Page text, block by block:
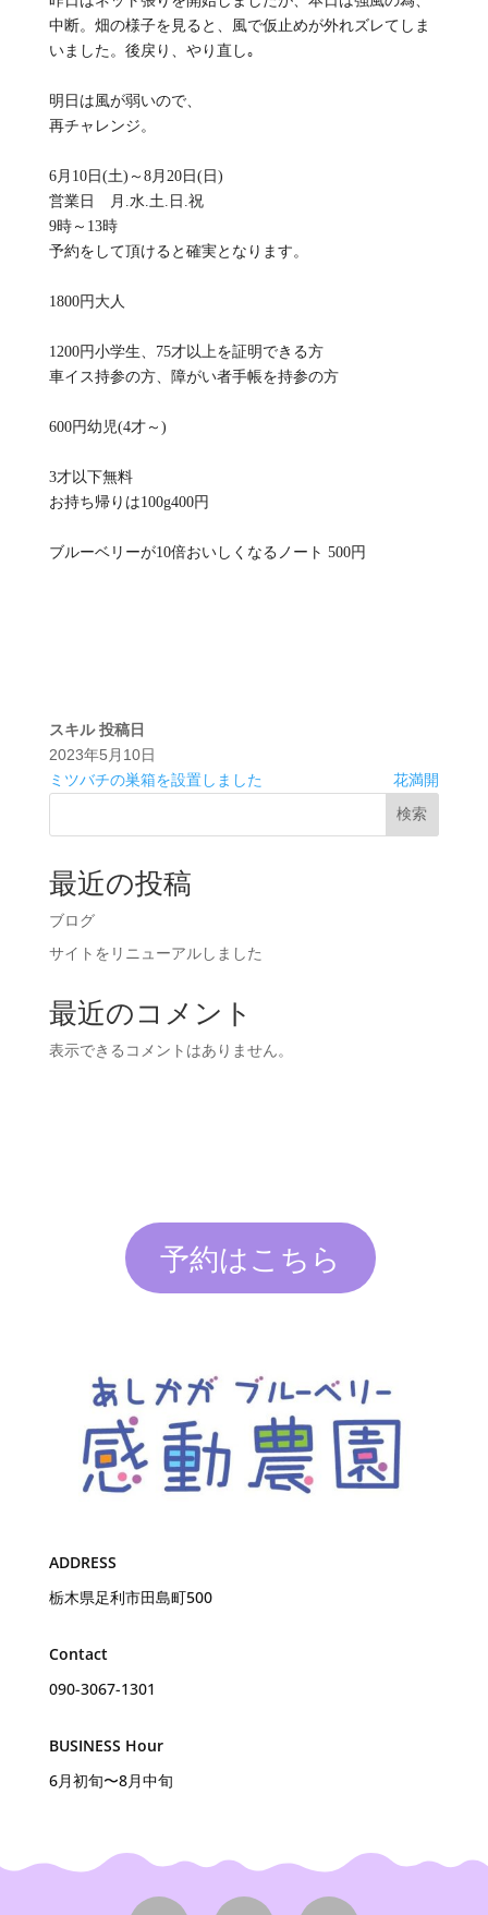
中断。畑の様子を見ると、風で仮止めが外れズレてしま
いました。後戻り、やり直し｡
明日は風が弱いので、
再チャレンジ。
6月10日(土)～8月20日(日)
営業日 月.水.土.日.祝
9時～13時
予約をして頂けると確実となります。
1800円大人
1200円小学生、75才以上を証明できる方
車イス持参の方、障がい者手帳を持参の方
600円幼児(4才～)
3才以下無料
お持ち帰りは100g400円
ブルーベリーが10倍おいしくなるノート 500円
スキル 投稿日
2023年5月10日
ミツバチの巣箱を設置しました
花満開
検索
最近の投稿
ブログ
サイトをリニューアルしました
最近のコメント
表示できるコメントはありません。
予約はこちら
ADDRESS
栃木県足利市田島町500
Contact
090-3067-1301
BUSINESS Hour
6月初旬〜8月中旬